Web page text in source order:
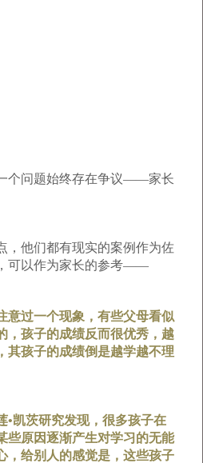
个问题始终存在争议——家长
，他们都有现实的案例作为佐
可以作为家长的参考——
意过一个现象，有些父母看似
，孩子的成绩反而很优秀，越
其孩子的成绩倒是越学越不理
•凯茨研究发现，很多孩子在
些原因逐渐产生对学习的无能
，给别人的感觉是，这些孩子